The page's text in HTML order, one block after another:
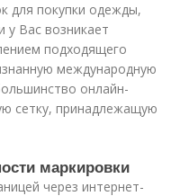
для покупки одежды,
у Вас возникает
подходящего
международную
онлайн-
сетку, принадлежащую
маркировки
через интернет-